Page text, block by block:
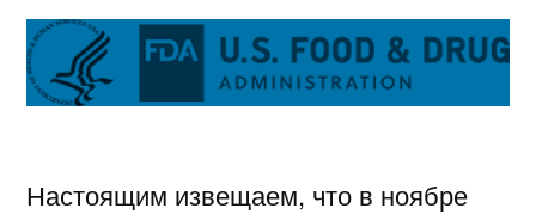
Настоящим извещаем, что в ноябре